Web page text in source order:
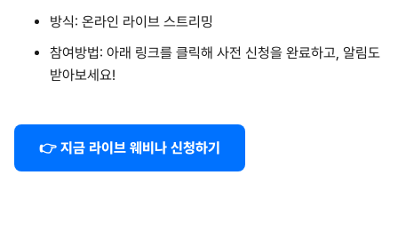
방식: 온라인 라이브 스트리밍
참여방법: 아래 링크를 클릭해 사전 신청을 완료하고, 알림도
받아보세요!
👉 지금 라이브 웨비나 신청하기